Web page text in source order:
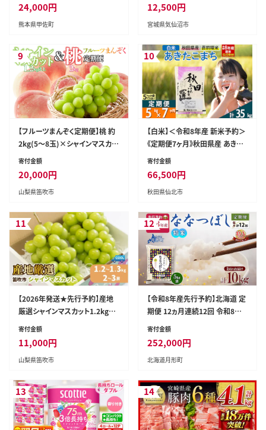
援 ひのひかり 森のくまさん おす
すめ 熊本県 甲佐町【価格改定Z
24,000円
熊本県甲佐町
シャケ 切り身 冷凍 おかず 弁当
支援 事業者支援 サーモン 魚 銀
12,500円
宮城県気仙沼市
9
【フルーツまんぞく定期便】桃 約
2kg(5～8玉)×シャインマスカッ
ト 1.2kg以上(2～3房) 126-025
寄付金額
20,000円
山梨県笛吹市
10
【白米】＜令和8年産 新米予約＞
《定期便7ヶ月》秋田県産 あきた
こまち 5kg (5kg×1袋)×7回 5
米5kg 米 5kg 米 5kg定期便 お
米定期便 白米 あきたこまち ごは
寄付金額
66,500円
秋田県仙北市
11
【2026年発送★先行予約】産地
厳選シャインマスカット1.2kg～
1.3kg（2房～3房）※沖縄・離島
配送不可※ 106-003-26y
寄付金額
11,000円
山梨県笛吹市
12
【令和8年産先行予約】北海道 定
期便 12ヵ月連続12回 令和8年
産 ななつぼし 5kg×2袋 特A 精
米 米 白米 ご飯 お米 ごはん 国産
北海道産 ブランド米 おにぎり ふ
っくら 常温 お取り寄せ 産地直送
寄付金額
252,000円
北海道月形町
13 14